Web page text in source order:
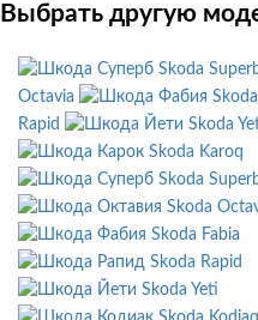
Выбрать другую
Skoda
Octavia
Rapid
Skoda
Skoda Karoq
Skoda
Skoda
Skoda Fabia
Skoda Rapid
Skoda Yeti